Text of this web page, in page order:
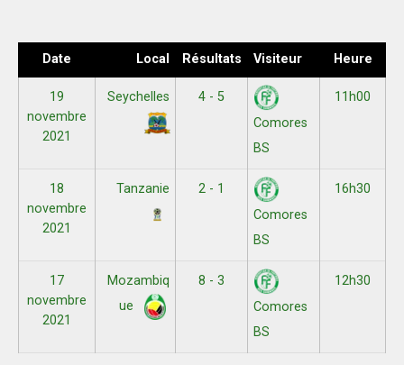
Date Local Résultats Visiteur Heure
19
novembre
2021
Seychelles
4 - 5
Comores
BS
11h00
18
novembre
2021
Tanzanie
2 - 1
Comores
BS
16h30
17
novembre
2021
Mozambiq
ue
8 - 3
Comores
BS
12h30